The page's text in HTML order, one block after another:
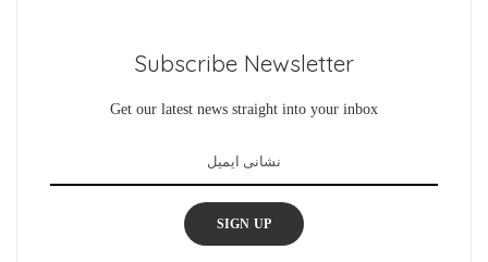
Subscribe Newsletter
Get our latest news straight into your inbox
SIGN UP